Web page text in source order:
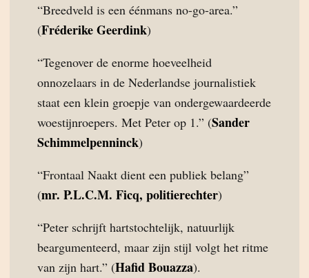
“Breedveld is een éénmans no-go-area.”
(Fréderike Geerdink)
“Tegenover de enorme hoeveelheid
onnozelaars in de Nederlandse journalistiek
staat een klein groepje van ondergewaardeerde
woestijnroepers. Met Peter op 1.” (Sander
Schimmelpenninck)
“Frontaal Naakt dient een publiek belang”
(mr. P.L.C.M. Ficq, politierechter)
“Peter schrijft hartstochtelijk, natuurlijk
beargumenteerd, maar zijn stijl volgt het ritme
van zijn hart.” (Hafid Bouazza).